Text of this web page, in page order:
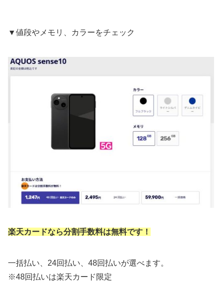
▼値段やメモリ、カラーをチェック
楽天カードなら分割手数料は無料です！
一括払い、24回払い、48回払いが選べます。
※48回払いは楽天カード限定